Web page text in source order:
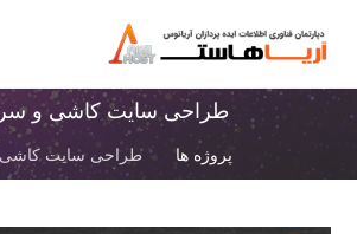
طراحی سایت کاشی و
پروژه ها طراحی سایت